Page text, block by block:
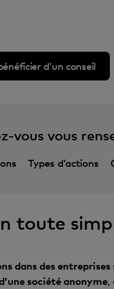
d’un conseil
vous vous
Types d’actions
toute
dans des
société anonyme,